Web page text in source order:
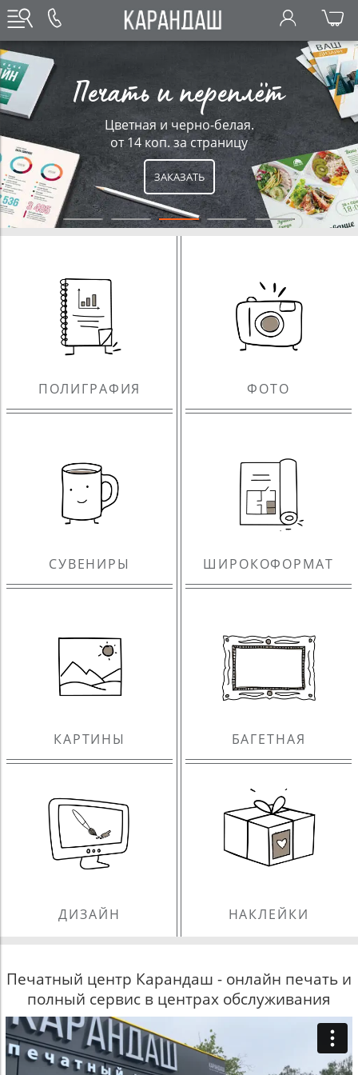
Печать и переплёт
Цветная и черно-белая.
от 14 коп. за страницу
ЗАКАЗАТЬ
ПОЛИГРАФИЯ ФОТО
СУВЕНИРЫ ШИРОКОФОРМАТ
КАРТИНЫ БАГЕТНАЯ
ДИЗАЙН НАКЛЕЙКИ
Печатный центр Карандаш - онлайн печать и
полный сервис в центрах обслуживания